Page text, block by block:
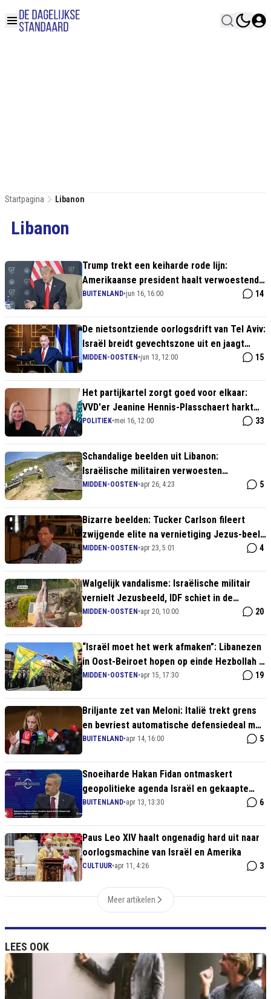
Startpagina Libanon
Libanon
Trump trekt een keiharde rode lijn:
Amerikaanse president haalt verwoestend
uit naar Israëlische oorlogsdrift
BUITENLAND•jun 16, 16:00 14
De nietsontziende oorlogsdrift van Tel Aviv:
Israël breidt gevechtszone uit en jaagt
miljoenen Libanezen op de vlucht
MIDDEN-OOSTEN •jun 13, 12:00 15
Het partijkartel zorgt goed voor elkaar:
VVD'er Jeanine Hennis-Plasschaert harkt
wéér een prestigieuze VN-topbaan binnen!
POLITIEK•mei 16, 12:00 33
Schandalige beelden uit Libanon:
Israëlische militairen verwoesten
zonnepanelen in christelijk dorp
MIDDEN-OOSTEN •apr 26, 4:23 5
Bizarre beelden: Tucker Carlson fileert
zwijgende elite na vernietiging Jezus-beeld
door IDF-soldaat
MIDDEN-OOSTEN •apr 23, 5:01 4
Walgelijk vandalisme: Israëlische militair
vernielt Jezusbeeld, IDF schiet in de
'damage control'-modus
MIDDEN-OOSTEN •apr 20, 10:00 20
“Israël moet het werk afmaken”: Libanezen
in Oost-Beiroet hopen op einde Hezbollah –
Arthur Blok zat vast in Beiroet
MIDDEN-OOSTEN •apr 15, 17:30 19
Briljante zet van Meloni: Italië trekt grens
en bevriest automatische defensiedeal met
Israël
BUITENLAND•apr 14, 16:00 5
Snoeiharde Hakan Fidan ontmaskert
geopolitieke agenda Israël en gekaapte
macht in Washington
BUITENLAND•apr 13, 13:30 6
Paus Leo XIV haalt ongenadig hard uit naar
oorlogsmachine van Israël en Amerika
CULTUUR•apr 11, 4:26 3
Meer artikelen
LEES OOK